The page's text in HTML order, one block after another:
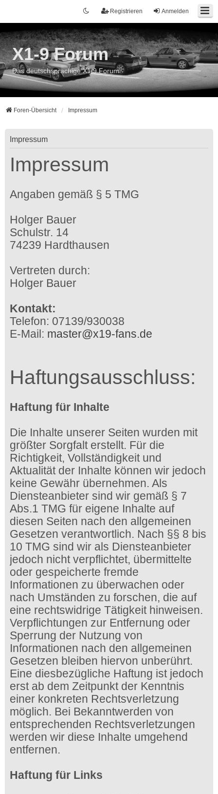
Anmelden
Registrieren
X1-9 Forum
Das deutschsprachige X1/9 Forum
Foren-Übersicht Impressum
Impressum
Impressum
Angaben gemäß § 5 TMG
Holger Bauer
Schulstr. 14
74239 Hardthausen
Vertreten durch:
Holger Bauer
Kontakt:
Telefon: 07139/930038
E-Mail: master@x19-fans.de
Haftungsausschluss:
Haftung für Inhalte
Die Inhalte unserer Seiten wurden mit
größter Sorgfalt erstellt. Für die
Richtigkeit, Vollständigkeit und
Aktualität der Inhalte können wir jedoch
keine Gewähr übernehmen. Als
Diensteanbieter sind wir gemäß § 7
Abs.1 TMG für eigene Inhalte auf
diesen Seiten nach den allgemeinen
Gesetzen verantwortlich. Nach §§ 8 bis
10 TMG sind wir als Diensteanbieter
jedoch nicht verpflichtet, übermittelte
oder gespeicherte fremde
Informationen zu überwachen oder
nach Umständen zu forschen, die auf
eine rechtswidrige Tätigkeit hinweisen.
Verpflichtungen zur Entfernung oder
Sperrung der Nutzung von
Informationen nach den allgemeinen
Gesetzen bleiben hiervon unberührt.
Eine diesbezügliche Haftung ist jedoch
erst ab dem Zeitpunkt der Kenntnis
einer konkreten Rechtsverletzung
möglich. Bei Bekanntwerden von
entsprechenden Rechtsverletzungen
werden wir diese Inhalte umgehend
entfernen.
Haftung für Links